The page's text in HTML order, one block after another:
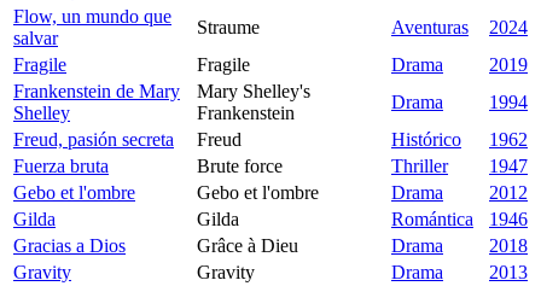
Flow, un mundo que
salvar
Straume Aventuras
2024
Fragile
Fragile Drama
2019
Frankenstein de Mary
Shelley
Mary Shelley's
Frankenstein
Drama
1994
Freud, pasión secreta
Freud Histórico
1962
Fuerza bruta
Brute force Thriller
1947
Gebo et l'ombre
Gebo et l'ombre Drama
2012
Gilda
Gilda Romántica
1946
Gracias a Dios
Grâce à Dieu Drama
2018
Gravity
Gravity Drama
2013